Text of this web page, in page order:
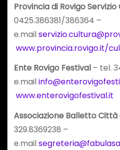
Provincia di Rovigo
0425.386381/386364 –
e.mail
www.provincia.rovigo.it/
Ente Rovigo Festival– tel.
e.mail
www.enterovigofestival.it
Associazione Balletto Città
329.8369238 –
e.mail